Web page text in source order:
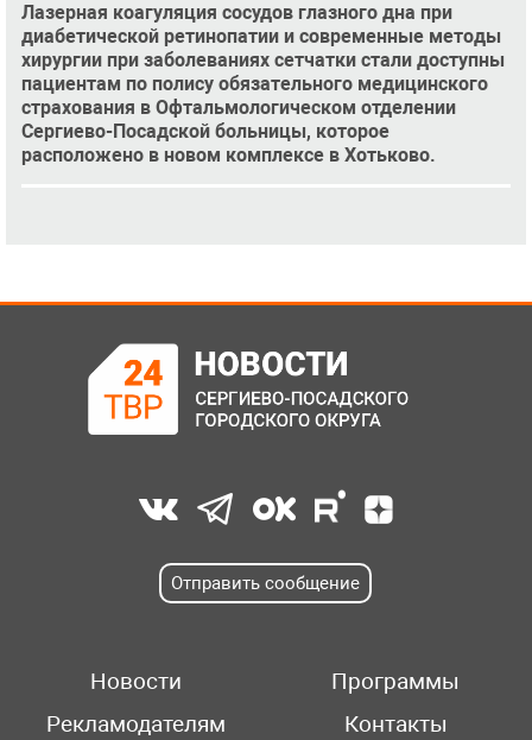
Лазерная коагуляция сосудов глазного дна при
диабетической ретинопатии и современные методы
хирургии при заболеваниях сетчатки стали доступны
пациентам по полису обязательного медицинского
страхования в Офтальмологическом отделении
Сергиево-Посадской больницы, которое
расположено в новом комплексе в Хотьково.
Отправить сообщение
Новости
Программы
Рекламодателям
Контакты